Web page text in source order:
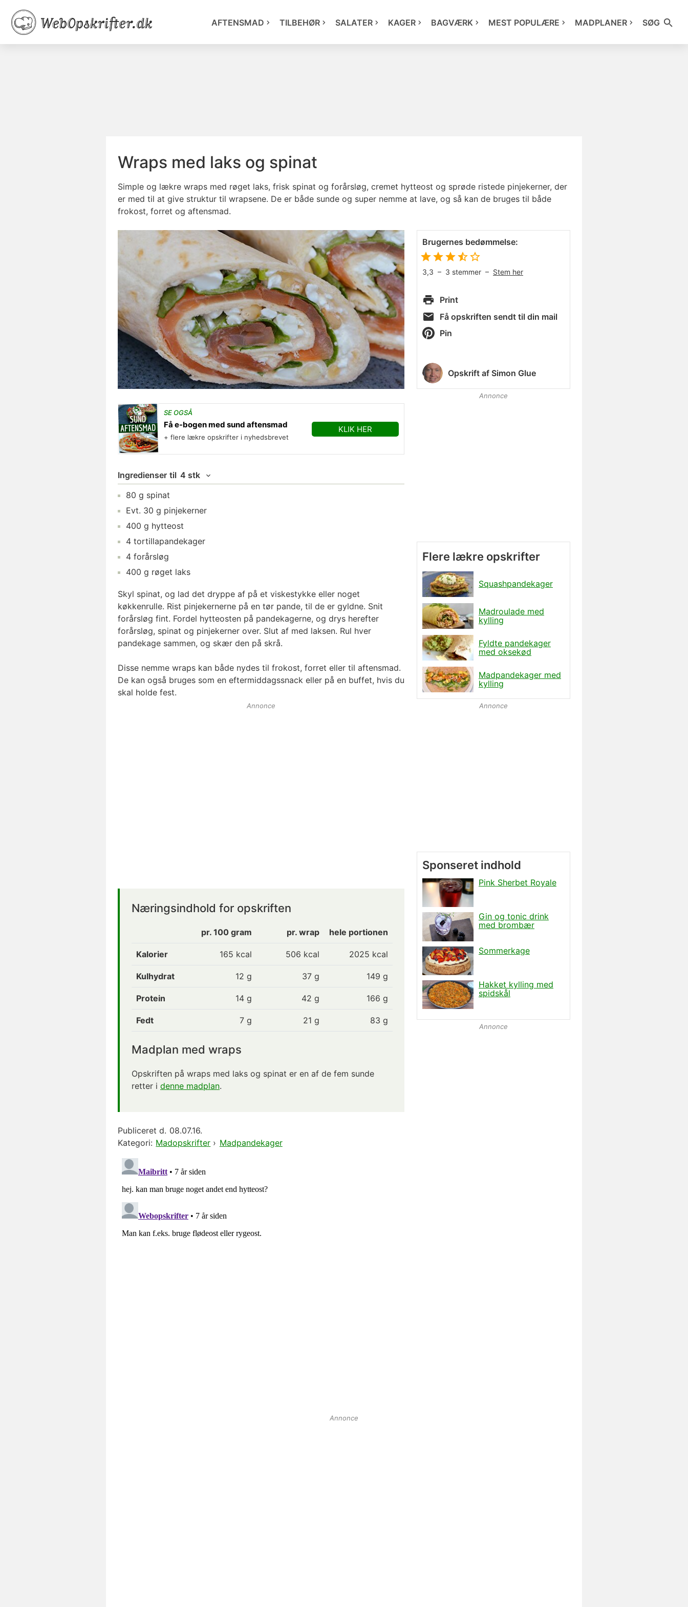
AFTENSMAD TILBEHØR SALATER KAGER BAGVÆRK MEST POPULÆRE MADPLANER SØG
Wraps med laks og spinat
Simple og lækre wraps med røget laks, frisk spinat og forårsløg, cremet hytteost og sprøde ristede pinjekerner, der
er med til at give struktur til wrapsene. De er både sunde og super nemme at lave, og så kan de bruges til både
frokost, forret og aftensmad.
SE OGSÅ
Få e-bogen med sund aftensmad
+ flere lækre opskrifter i nyhedsbrevet
KLIK HER
Ingredienser til 4 stk
80 g spinat
Evt. 30 g pinjekerner
400 g hytteost
4 tortillapandekager
4 forårsløg
400 g røget laks
Skyl spinat, og lad det dryppe af på et viskestykke eller noget
køkkenrulle. Rist pinjekernerne på en tør pande, til de er gyldne. Snit
forårsløg fint. Fordel hytteosten på pandekagerne, og drys herefter
forårsløg, spinat og pinjekerner over. Slut af med laksen. Rul hver
pandekage sammen, og skær den på skrå.
Disse nemme wraps kan både nydes til frokost, forret eller til aftensmad.
De kan også bruges som en eftermiddagssnack eller på en buffet, hvis du
skal holde fest.
Annonce
Næringsindhold for opskriften
pr. 100 gram pr. wrap hele portionen
Kalorier 165 kcal 506 kcal 2025 kcal
Kulhydrat 12 g 37 g 149 g
Protein 14 g 42 g 166 g
Fedt 7 g 21 g 83 g
Madplan med wraps
Opskriften på wraps med laks og spinat er en af de fem sunde
retter i denne madplan.
Publiceret d. 08.07.16.
Kategori: Madopskrifter › Madpandekager
Brugernes bedømmelse:
3,3 – 3 stemmer – Stem her
Print
Få opskriften sendt til din mail
Pin
Opskrift af Simon Glue
Annonce
Flere lækre opskrifter
Squashpandekager
Madroulade med
kylling
Fyldte pandekager
med oksekød
Madpandekager med
kylling
Annonce
Annonce
Annonce